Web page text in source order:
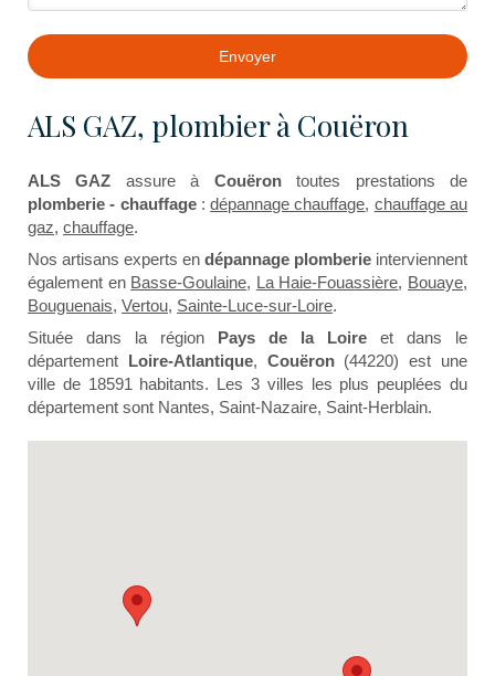
Envoyer
ALS GAZ, plombier à Couëron
ALS GAZ assure à Couërontoutes prestations de
plomberie - chauffage:dépannage chauffage, chauffage au
gaz, chauffage.
Nos artisans experts en dépannage plomberie interviennent
également en Basse-Goulaine, La Haie-Fouassière, Bouaye,
Bouguenais, Vertou, Sainte-Luce-sur-Loire.
Située dans la région Pays de la Loire et dans le
département Loire-Atlantique, Couëron(44220) est une
ville de 18591 habitants. Les 3 villes les plus peuplées du
département sont Nantes, Saint-Nazaire, Saint-Herblain.